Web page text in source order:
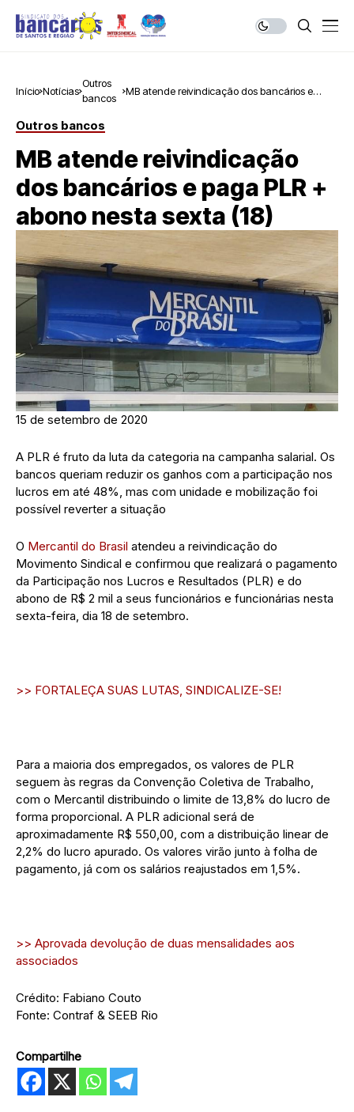
Início Notícias
Outros
bancos
MB atende reivindicação dos bancários e
Outros bancos
MB atende reivindicação
dos bancários e paga PLR +
abono nesta sexta (18)
15 de setembro de 2020
A PLR é fruto da luta da categoria na campanha salarial. Os
bancos queriam reduzir os ganhos com a participação nos
lucros em até 48%, mas com unidade e mobilização foi
possível reverter a situação
O Mercantil do Brasil atendeu a reivindicação do
Movimento Sindical e confirmou que realizará o pagamento
da Participação nos Lucros e Resultados (PLR) e do
abono de R$ 2 mil a seus funcionários e funcionárias nesta
sexta-feira, dia 18 de setembro.
>> FORTALEÇA SUAS LUTAS, SINDICALIZE-SE!
Para a maioria dos empregados, os valores de PLR
seguem às regras da Convenção Coletiva de Trabalho,
com o Mercantil distribuindo o limite de 13,8% do lucro de
forma proporcional. A PLR adicional será de
aproximadamente R$ 550,00, com a distribuição linear de
2,2% do lucro apurado. Os valores virão junto à folha de
pagamento, já com os salários reajustados em 1,5%.
>> Aprovada devolução de duas mensalidades aos
associados
Crédito: Fabiano Couto
Fonte: Contraf & SEEB Rio
Compartilhe